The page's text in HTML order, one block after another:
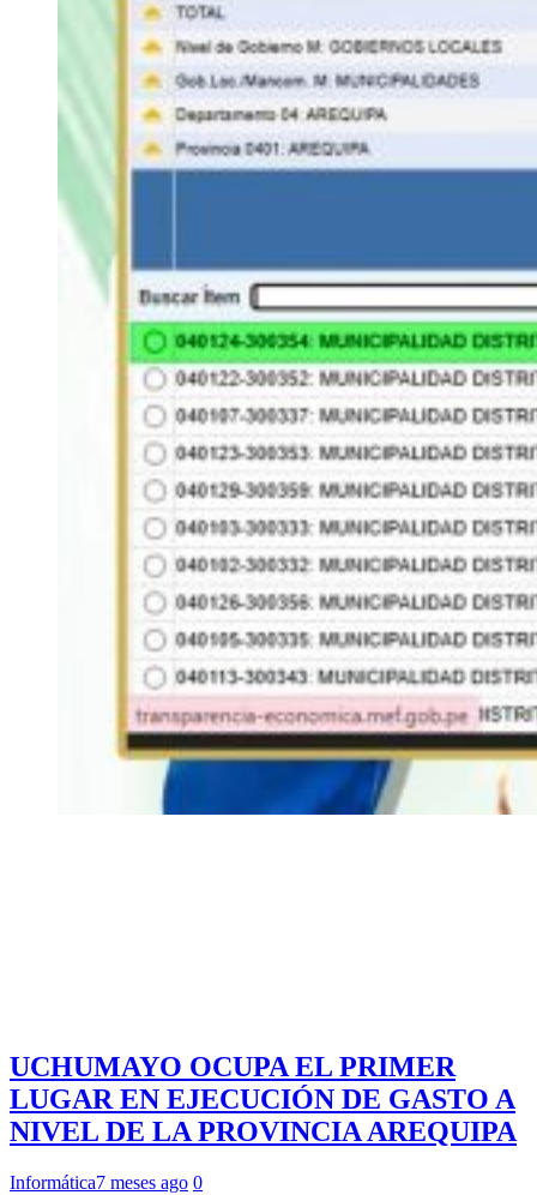
UCHUMAYO OCUPA EL PRIMER
LUGAR EN EJECUCIÓN DE GASTO A
NIVEL DE LA PROVINCIA AREQUIPA
Informática7 meses ago 0